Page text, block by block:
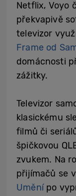
Netflix, Voyo
překvapivě
televizor
Frame od
domácnosti
zážitky.
Televizor
klasickému
filmů či
špičkovou
zvukem. Na
přijímačů se
Uměnípo